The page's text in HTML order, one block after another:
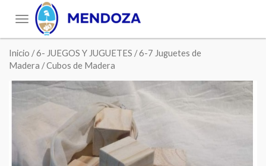
Toggle
navigation
Inicio /6- JUEGOS Y JUGUETES /6-7 Juguetes de
Madera / Cubos de Madera